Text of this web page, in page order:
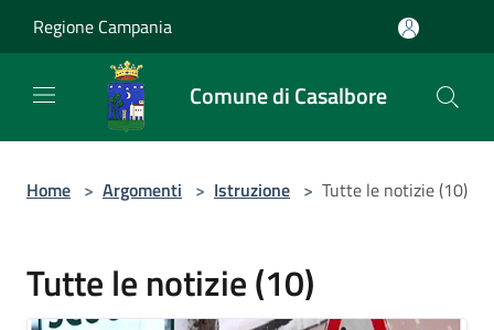
Regione Campania
Comune di Casalbore
Home > Argomenti > Istruzione > Tutte le notizie (10)
Tutte le notizie (10)